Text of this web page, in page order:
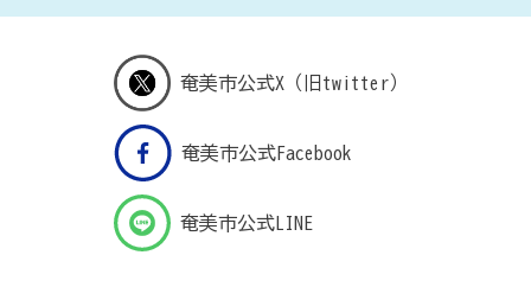
奄美市公式X（旧twitter）
奄美市公式Facebook
奄美市公式LINE